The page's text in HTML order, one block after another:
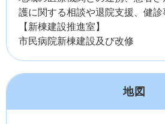
護に関する相談や退院支援、健診
【新棟建設推進室】
市民病院新棟建設及び改修
地図